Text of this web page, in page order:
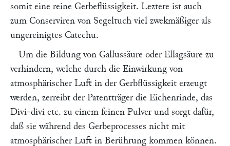
somit eine reine Gerbeflüssigkeit. Leztere ist auch
zum Conserviren von Segeltuch viel zwekmäßiger als
ungereinigtes Catechu.
Um die Bildung von Gallussäure oder Ellagsäure zu
verhindern, welche durch die Einwirkung von
atmosphärischer Luft in der Gerbflüssigkeit erzeugt
werden, zerreibt der Patentträger die Eichenrinde, das
Divi-divi etc. zu einem feinen Pulver und sorgt dafür,
daß sie während des Gerbeprocesses nicht mit
atmosphärischer Luft in Berührung kommen können.